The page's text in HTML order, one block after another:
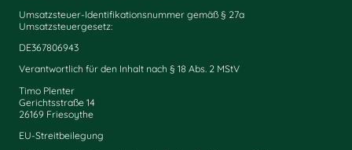
Umsatzsteuer-Identifikationsnummer gemäß § 27a
Umsatzsteuergesetz:
DE367806943
Verantwortlich für den Inhalt nach § 18 Abs. 2 MStV
Timo Plenter
Gerichtsstraße 14
26169 Friesoythe
EU-Streitbeilegung